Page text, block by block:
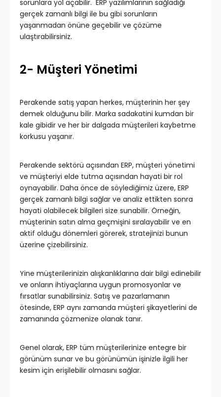
sorunlara yol açabilir. ERP yazılımlarının sağladığı
gerçek zamanlı bilgi ile bu gibi sorunların
yaşanmadan önüne geçebilir ve çözüme
ulaştırabilirsiniz.
2- Müşteri Yönetimi
Perakende satış yapan herkes, müşterinin her şey
demek olduğunu bilir. Marka sadakatini kumdan bir
kale gibidir ve her bir dalgada müşterileri kaybetme
korkusu yaşanır.
Perakende sektörü açısından ERP, müşteri yönetimi
ve müşteriyi elde tutma açısından hayati bir rol
oynayabilir. Daha önce de söylediğimiz üzere, ERP
gerçek zamanlı bilgi sağlar ve analiz ettikten sonra
hayati olabilecek bilgileri size sunabilir. Örneğin,
müşterinin satın alma geçmişini sıralayabilir ve en
aktif olduğu dönemleri görerek, stratejinizi bunun
üzerine çizebilirsiniz.
Yine müşterilerinizin alışkanlıklarına dair bilgi edinebilir
ve onların ihtiyaçlarına uygun promosyonlar ve
fırsatlar sunabilirsiniz. Satış ve pazarlamanın
ötesinde, ERP aynı zamanda müşteri şikayetlerini de
zamanında çözmenize olanak tanır.
Genel olarak, ERP tüm müşterilerinize entegre bir
görünüm sunar ve bu görünümün işinizle ilgili her
kesim için erişilebilir olmasını sağlar.